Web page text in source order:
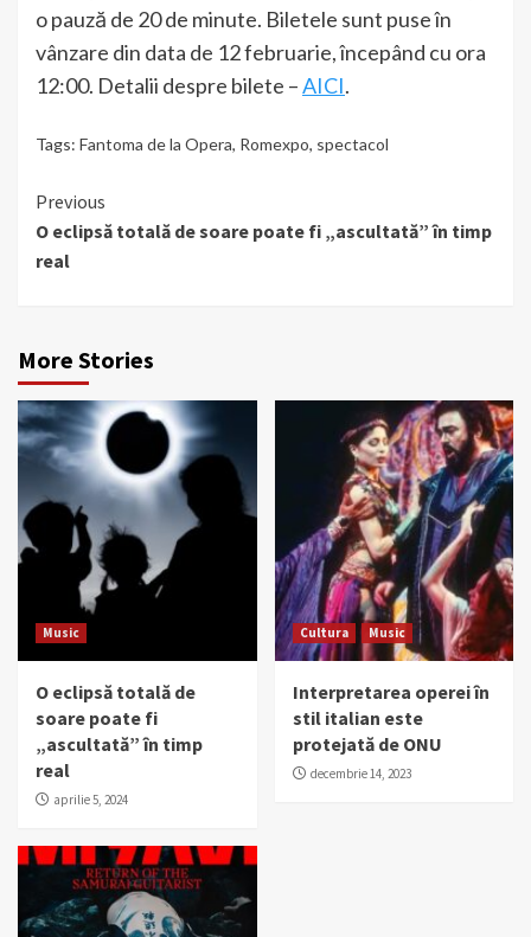
o pauză de 20 de minute. Biletele sunt puse în
vânzare din data de 12 februarie, începând cu ora
12:00. Detalii despre bilete –AICI.
Tags: Fantoma de la Opera, Romexpo, spectacol
Continue
Reading
Previous
O eclipsă totală de soare poate fi „ascultată” în timp
real
More Stories
Music
O eclipsă totală de
soare poate fi
„ascultată” în timp
real
aprilie 5, 2024
Cultura Music
Interpretarea operei în
stil italian este
protejată de ONU
decembrie 14, 2023